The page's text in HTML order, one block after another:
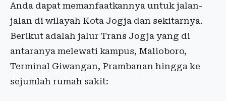
Anda dapat memanfaatkannya untuk jalan-
jalan di wilayah Kota Jogja dan sekitarnya.
Berikut adalah jalur Trans Jogja yang di
antaranya melewati kampus, Malioboro,
Terminal Giwangan, Prambanan hingga ke
sejumlah rumah sakit: